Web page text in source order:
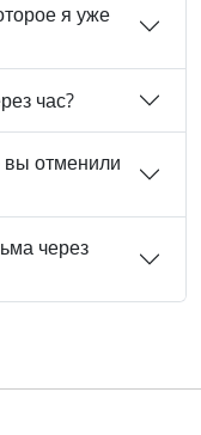
я уже
час?
вы отменили
через